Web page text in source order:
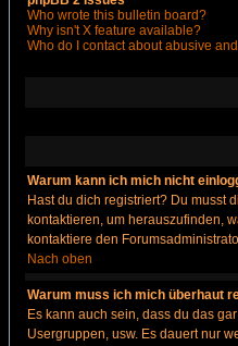
Who wrote this bulletin board?
Why isn't X feature available?
Who do I contact about abusive
Warum kann ich mich nicht
Hast du dich registriert? Du musst
kontaktieren, um herauszufinden,
kontaktiere den
Nach oben
Warum muss ich mich überhaut
Es kann auch sein, dass du das
Usergruppen, usw. Es dauert nur